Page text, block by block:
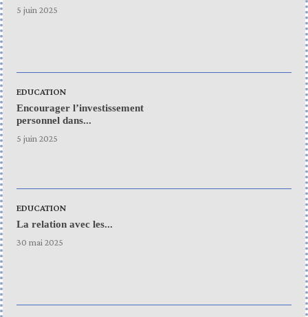
5 juin 2025
EDUCATION
Encourager l’investissement
personnel dans...
5 juin 2025
EDUCATION
La relation avec les...
30 mai 2025